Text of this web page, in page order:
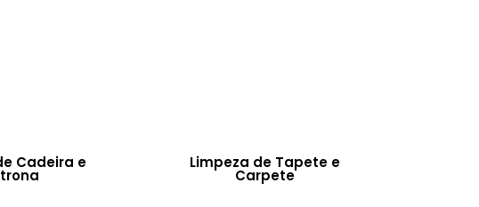
Cadeira e Limpeza de Tapete e
Carpete